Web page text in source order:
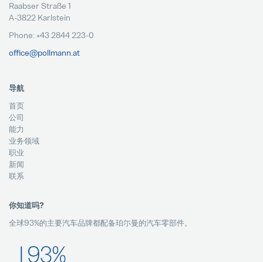
Raabser Straße 1
A-3822 Karlstein
Phone: +43 2844 223-0
office@pollmann.at
导航
首页
公司
能力
业务领域
职业
新闻
联系
你知道吗?
全球93%的主要汽车品牌都配备珀尓曼的汽车零部件。